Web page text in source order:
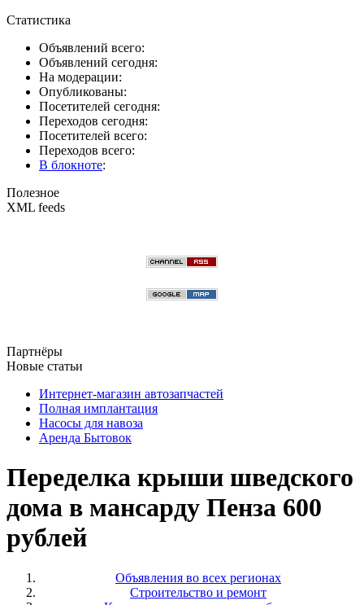
Статистика
Объявлений всего:
Объявлений сегодня:
На модерации:
Опубликованы:
Посетителей сегодня:
Переходов сегодня:
Посетителей всего:
Переходов всего:
В блокноте:
Полезное
XML feeds
Партнёры
Новые статьи
Интернет-магазин автозапчастей
Полная имплантация
Насосы для навоза
Аренда Бытовок
Переделка крыши шведского
дома в мансарду Пенза 600
рублей
Объявления во всех регионах
Строительство и ремонт